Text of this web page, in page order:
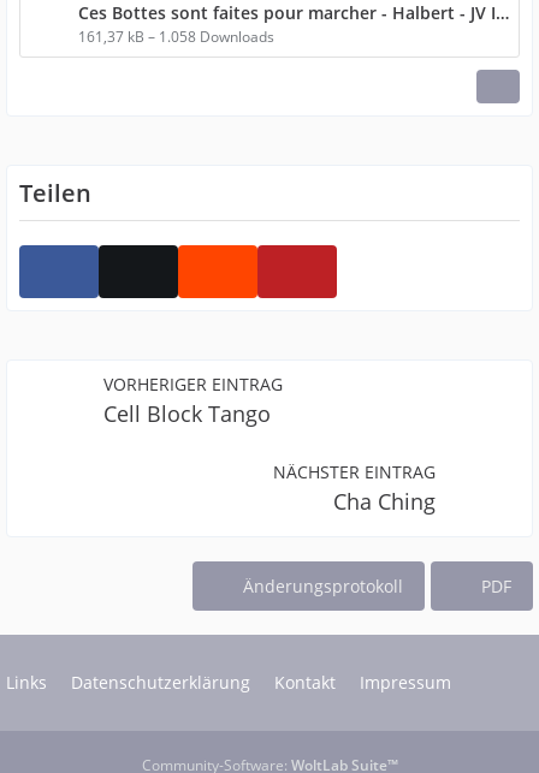
Ces Bottes sont faites pour marcher - Halbert - JV IV.pdf
161,37 kB – 1.058 Downloads
Teilen
VORHERIGER EINTRAG
Cell Block Tango
NÄCHSTER EINTRAG
Cha Ching
Änderungsprotokoll PDF
Links Datenschutzerklärung Kontakt Impressum
Community-Software: WoltLab Suite™